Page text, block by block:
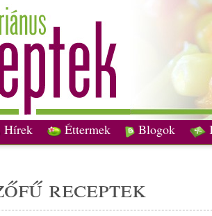
Hírek Éttermek Blogok
receptek